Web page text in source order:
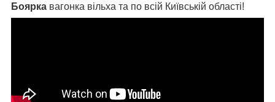
Боярка вагонка вільха та по всій Київській області!